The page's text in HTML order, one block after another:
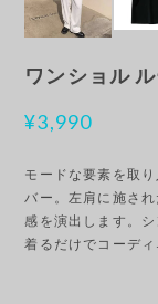
ワンショル
¥3,990
モードな要素を取
バー。左肩に施さ
感を演出します。
着るだけでコーデ